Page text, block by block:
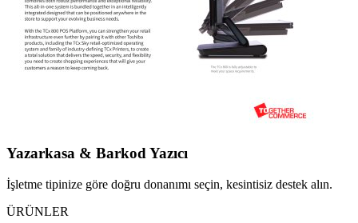
Yazarkasa & Barkod Yazıcı
İşletme tipinize göre doğru donanımı seçin, kesintisiz destek alın.
ÜRÜNLER